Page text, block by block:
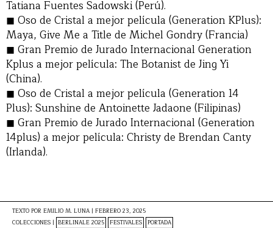
Tatiana Fuentes Sadowski (Perú).
Oso de Cristal a mejor película (Generation KPlus):
Maya, Give Me a Title de Michel Gondry (Francia)
Gran Premio de Jurado Internacional Generation
Kplus a mejor película: The Botanist de Jing Yi
(China).
Oso de Cristal a mejor película (Generation 14
Plus): Sunshine de Antoinette Jadaone (Filipinas)
Gran Premio de Jurado Internacional (Generation
14plus) a mejor película: Christy de Brendan Canty
(Irlanda).
TEXTO POR EMILIO M. LUNA | FEBRERO 23, 2025
COLECCIONES | BERLINALE 2025 FESTIVALES PORTADA